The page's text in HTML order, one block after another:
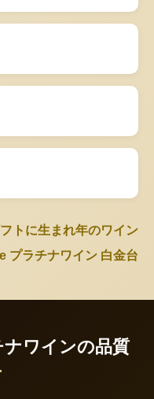
トに生まれ年のワイン
プラチナワイン 白金台
ワインの品質